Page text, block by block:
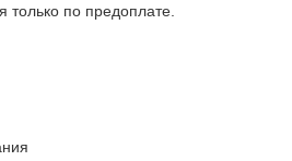
только по предоплате.